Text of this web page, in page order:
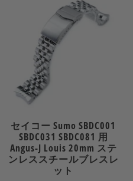
セイコー Sumo SBDC001
SBDC031 SBDC081 用
Angus-J Louis 20mm ステ
ンレススチールブレスレ
ット